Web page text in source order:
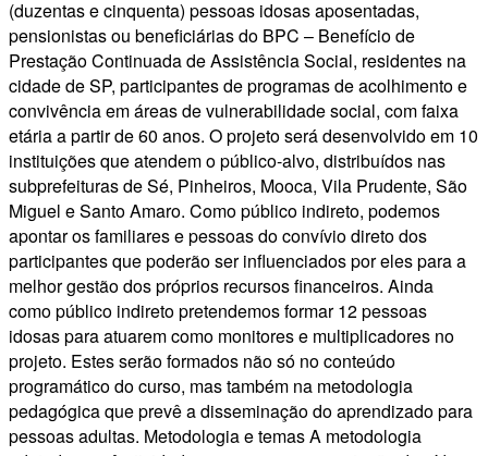
(duzentas e cinquenta) pessoas idosas aposentadas,
pensionistas ou beneficiárias do BPC – Benefício de
Prestação Continuada de Assistência Social, residentes na
cidade de SP, participantes de programas de acolhimento e
convivência em áreas de vulnerabilidade social, com faixa
etária a partir de 60 anos. O projeto será desenvolvido em 10
instituições que atendem o público-alvo, distribuídos nas
subprefeituras de Sé, Pinheiros, Mooca, Vila Prudente, São
Miguel e Santo Amaro. Como público indireto, podemos
apontar os familiares e pessoas do convívio direto dos
participantes que poderão ser influenciados por eles para a
melhor gestão dos próprios recursos financeiros. Ainda
como público indireto pretendemos formar 12 pessoas
idosas para atuarem como monitores e multiplicadores no
projeto. Estes serão formados não só no conteúdo
programático do curso, mas também na metodologia
pedagógica que prevê a disseminação do aprendizado para
pessoas adultas. Metodologia e temas A metodologia